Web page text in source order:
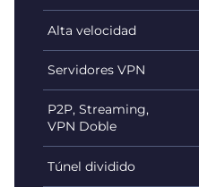
Alta velocidad
Servidores VPN
P2P, Streaming,
VPN Doble
Túnel dividido